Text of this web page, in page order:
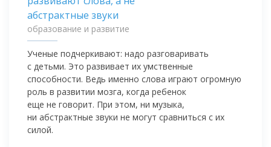
образование и развитие
Ученые подчеркивают: надо разговаривать
с детьми. Это развивает их умственные
способности. Ведь именно слова играют огромную
роль в развитии мозга, когда ребенок
еще не говорит. При этом, ни музыка,
ни абстрактные звуки не могут сравниться с их
силой.